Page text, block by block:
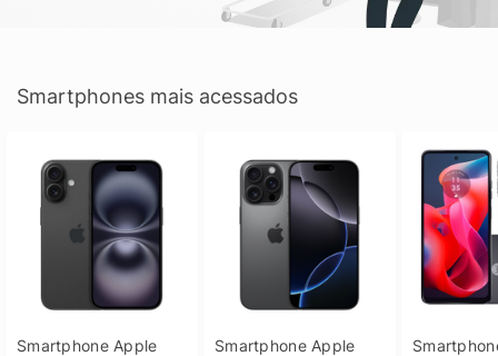
Smartphones mais acessados
Smartphone Apple
Smartphone Apple